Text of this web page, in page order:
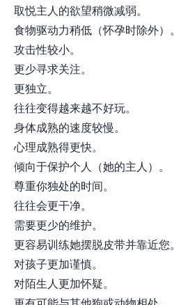
取悦主人的欲望稍微减弱。
食物驱动力稍低（怀孕时除外）。
攻击性较小。
更少寻求关注。
更独立。
往往变得越来越不好玩。
身体成熟的速度较慢。
心理成熟得更快。
倾向于保护个人（她的主人）。
尊重你独处的时间。
往往会更干净。
需要更少的维护。
更容易训练她摆脱皮带并靠近您。
对孩子更加谨慎。
对陌生人更加怀疑。